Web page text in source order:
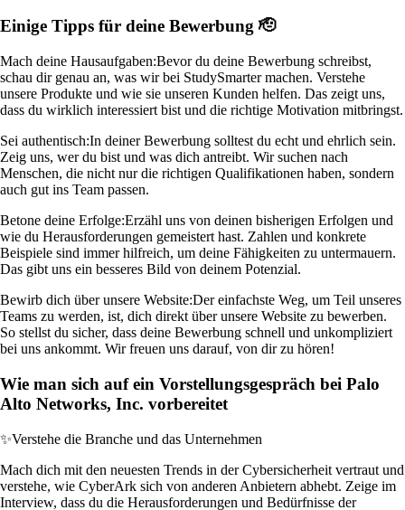
Einige Tipps für deine Bewerbung 🫡
Mach deine Hausaufgaben:Bevor du deine Bewerbung schreibst,
schau dir genau an, was wir bei StudySmarter machen. Verstehe
unsere Produkte und wie sie unseren Kunden helfen. Das zeigt uns,
dass du wirklich interessiert bist und die richtige Motivation mitbringst.
Sei authentisch:In deiner Bewerbung solltest du echt und ehrlich sein.
Zeig uns, wer du bist und was dich antreibt. Wir suchen nach
Menschen, die nicht nur die richtigen Qualifikationen haben, sondern
auch gut ins Team passen.
Betone deine Erfolge:Erzähl uns von deinen bisherigen Erfolgen und
wie du Herausforderungen gemeistert hast. Zahlen und konkrete
Beispiele sind immer hilfreich, um deine Fähigkeiten zu untermauern.
Das gibt uns ein besseres Bild von deinem Potenzial.
Bewirb dich über unsere Website:Der einfachste Weg, um Teil unseres
Teams zu werden, ist, dich direkt über unsere Website zu bewerben.
So stellst du sicher, dass deine Bewerbung schnell und unkompliziert
bei uns ankommt. Wir freuen uns darauf, von dir zu hören!
Wie man sich auf ein Vorstellungsgespräch bei Palo
Alto Networks, Inc. vorbereitet
✨Verstehe die Branche und das Unternehmen
Mach dich mit den neuesten Trends in der Cybersicherheit vertraut und
verstehe, wie CyberArk sich von anderen Anbietern abhebt. Zeige im
Interview, dass du die Herausforderungen und Bedürfnisse der